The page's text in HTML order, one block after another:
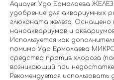
Aquayer Удо Ермолаева
удобрение для аквариумных
глюконата железа. Оснащено
наноаквариумов и
Используется как
помимо Удо Ермолаева
средство против хлороза
возникающий при недостатке
Рекомендуется